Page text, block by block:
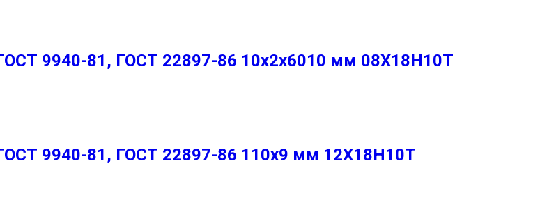
9940-81, ГОСТ 22897-86 10х2х6010 мм 08Х18Н10Т
9940-81, ГОСТ 22897-86 110х9 мм 12Х18Н10Т